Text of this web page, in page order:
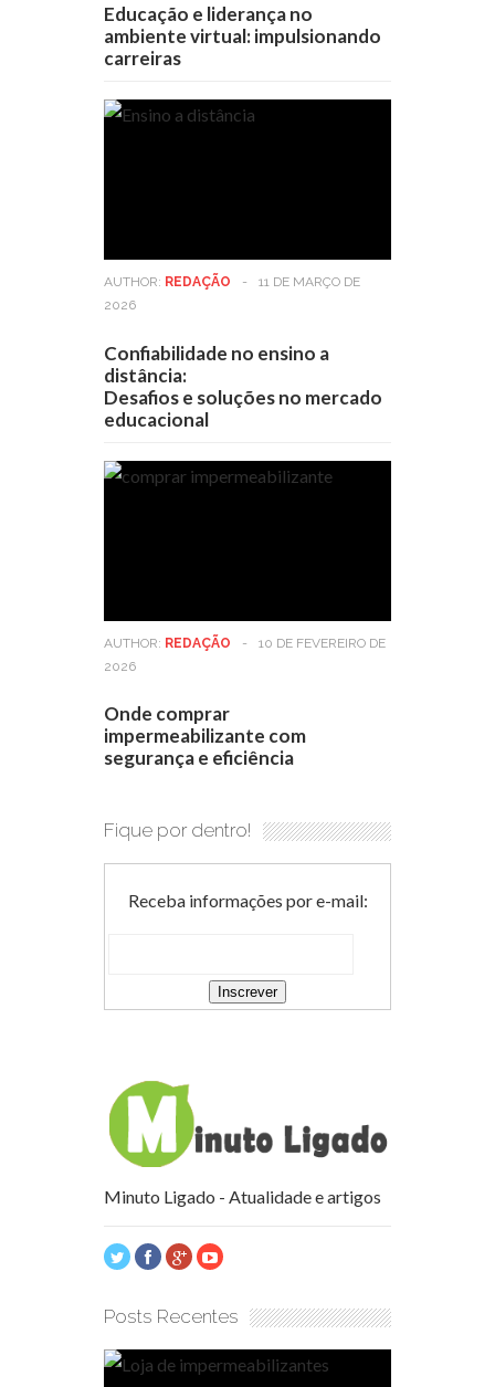
Educação e liderança no
ambiente virtual: impulsionando
carreiras
AUTHOR: REDAÇÃO -
11 DE MARÇO DE
2026
Confiabilidade no ensino a
distância:
Desafios e soluções no mercado
educacional
AUTHOR: REDAÇÃO -
10 DE FEVEREIRO DE
2026
Onde comprar
impermeabilizante com
segurança e eficiência
Fique por dentro!
Receba informações por e-mail:
Minuto Ligado - Atualidade e artigos
Posts Recentes